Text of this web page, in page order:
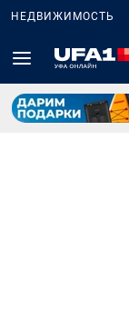
НЕДВИЖИМОСТЬ